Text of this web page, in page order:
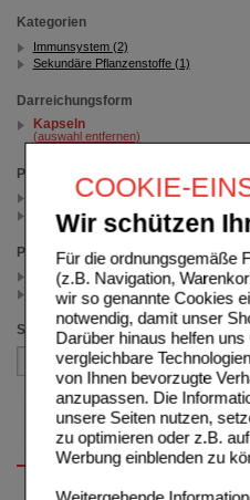
COOKIE-
Wir schützen
Für die ordnungsgemäße
(z.B. Navigation,
wir so genannte Cookies
notwendig, damit unser
Darüber hinaus helfen
vergleichbare
von Ihnen bevorzugte
anzupassen. Die
unsere Seiten nutzen,
zu optimieren oder z.B.
Werbung einblenden zu
Kategorien
Immunsystem (2)
Sekundäre Pflanzenstoffe (1)
Darreichungsform
Kapseln
(auswahl entfernen)
Packungsgröße
90 St (1)
60 St (1)
Preis
< 35.00 (1)
>= 35.00 (1)
Sortieren nach